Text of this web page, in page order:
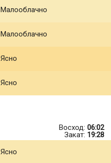
Малооблачно
Малооблачно
Ясно
Ясно
Восход: 06:02
Закат: 19:28
Ясно